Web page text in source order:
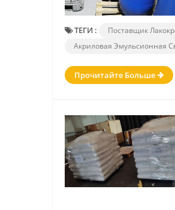
ТЕГИ : Поставщик
Акриловая Эмульсионная
Прочитайте Больше